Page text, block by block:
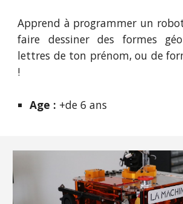
Apprend à programmer un
faire dessiner des formes
lettres de ton prénom, ou de
!
Age : +de 6 ans